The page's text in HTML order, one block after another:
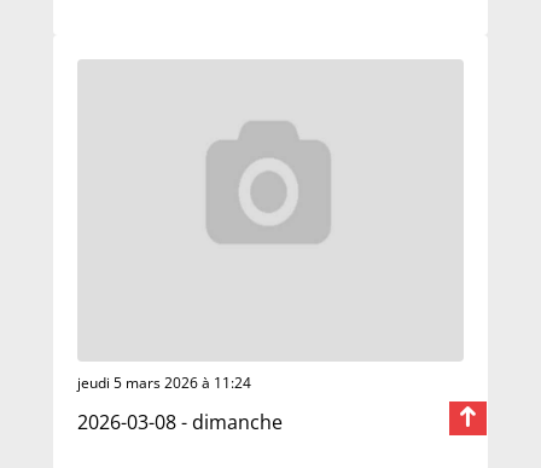
jeudi 5 mars 2026 à 11:24
2026-03-08 - dimanche